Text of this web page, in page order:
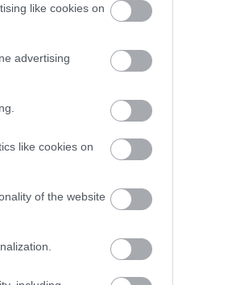
like cookies on
advertising
like cookies on
of the website